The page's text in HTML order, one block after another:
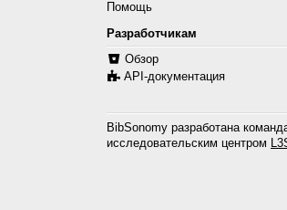
Помощь
Разработчикам
Обзор
API-документация
BibSonomy разработана
исследовательским центром